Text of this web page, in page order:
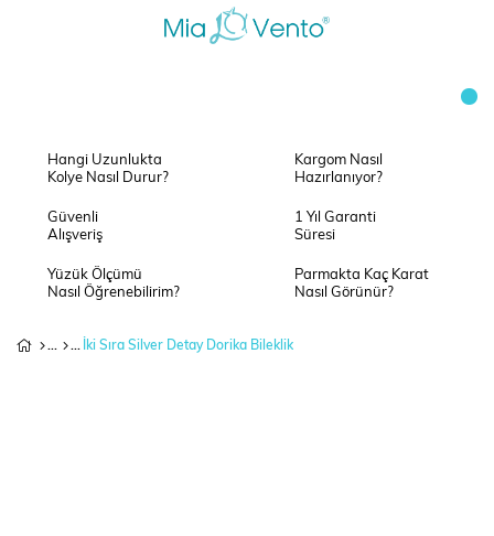
Hangi Uzunlukta
Kolye Nasıl Durur?
Kargom Nasıl
Hazırlanıyor?
Güvenli
Alışveriş
1 Yıl Garanti
Süresi
Yüzük Ölçümü
Nasıl Öğrenebilirim?
Parmakta Kaç Karat
Nasıl Görünür?
İki Sıra Silver Detay Dorika Bileklik